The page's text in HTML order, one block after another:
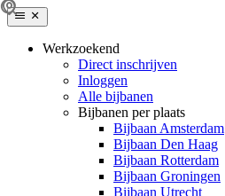
Werkzoekend
Direct inschrijven
Inloggen
Alle bijbanen
Bijbanen per plaats
Bijbaan Amsterdam
Bijbaan Den Haag
Bijbaan Rotterdam
Bijbaan Groningen
Bijbaan Utrecht